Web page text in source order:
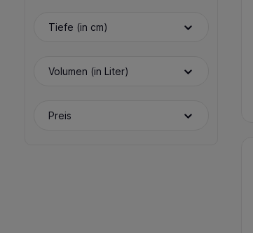
Tiefe (in cm)
Volumen (in Liter)
Preis